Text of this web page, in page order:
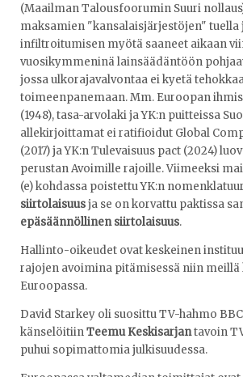
(Maailman Talousfoorumin Suuri
maksamien "kansalaisjärjestöjen"
infiltroitumisen myötä saaneet aikaan
vuosikymmeninä lainsäädäntöön
jossa ulkorajavalvontaa ei kyetä
toimeenpanemaan. Mm. Euroopan
(1948), tasa-arvolaki ja YK:n puitteissa
allekirjoittamat ei ratifioidut Global
(2017) ja YK:n Tulevaisuus pact (2024)
perustan Avoimille rajoille. Viimeeksi
(e) kohdassa poistettu YK:n
siirtolaisuusja se on korvattu paktissa
epäsäännöllinen siirtolaisuus.
Hallinto-oikeudet ovat keskeinen
rajojen avoimina pitämisessä niin
Euroopassa.
David Starkey oli suosittu TV-hahmo
känselöitiinTeemu Keskisarjantavoin
puhui sopimattomia julkisuudessa.